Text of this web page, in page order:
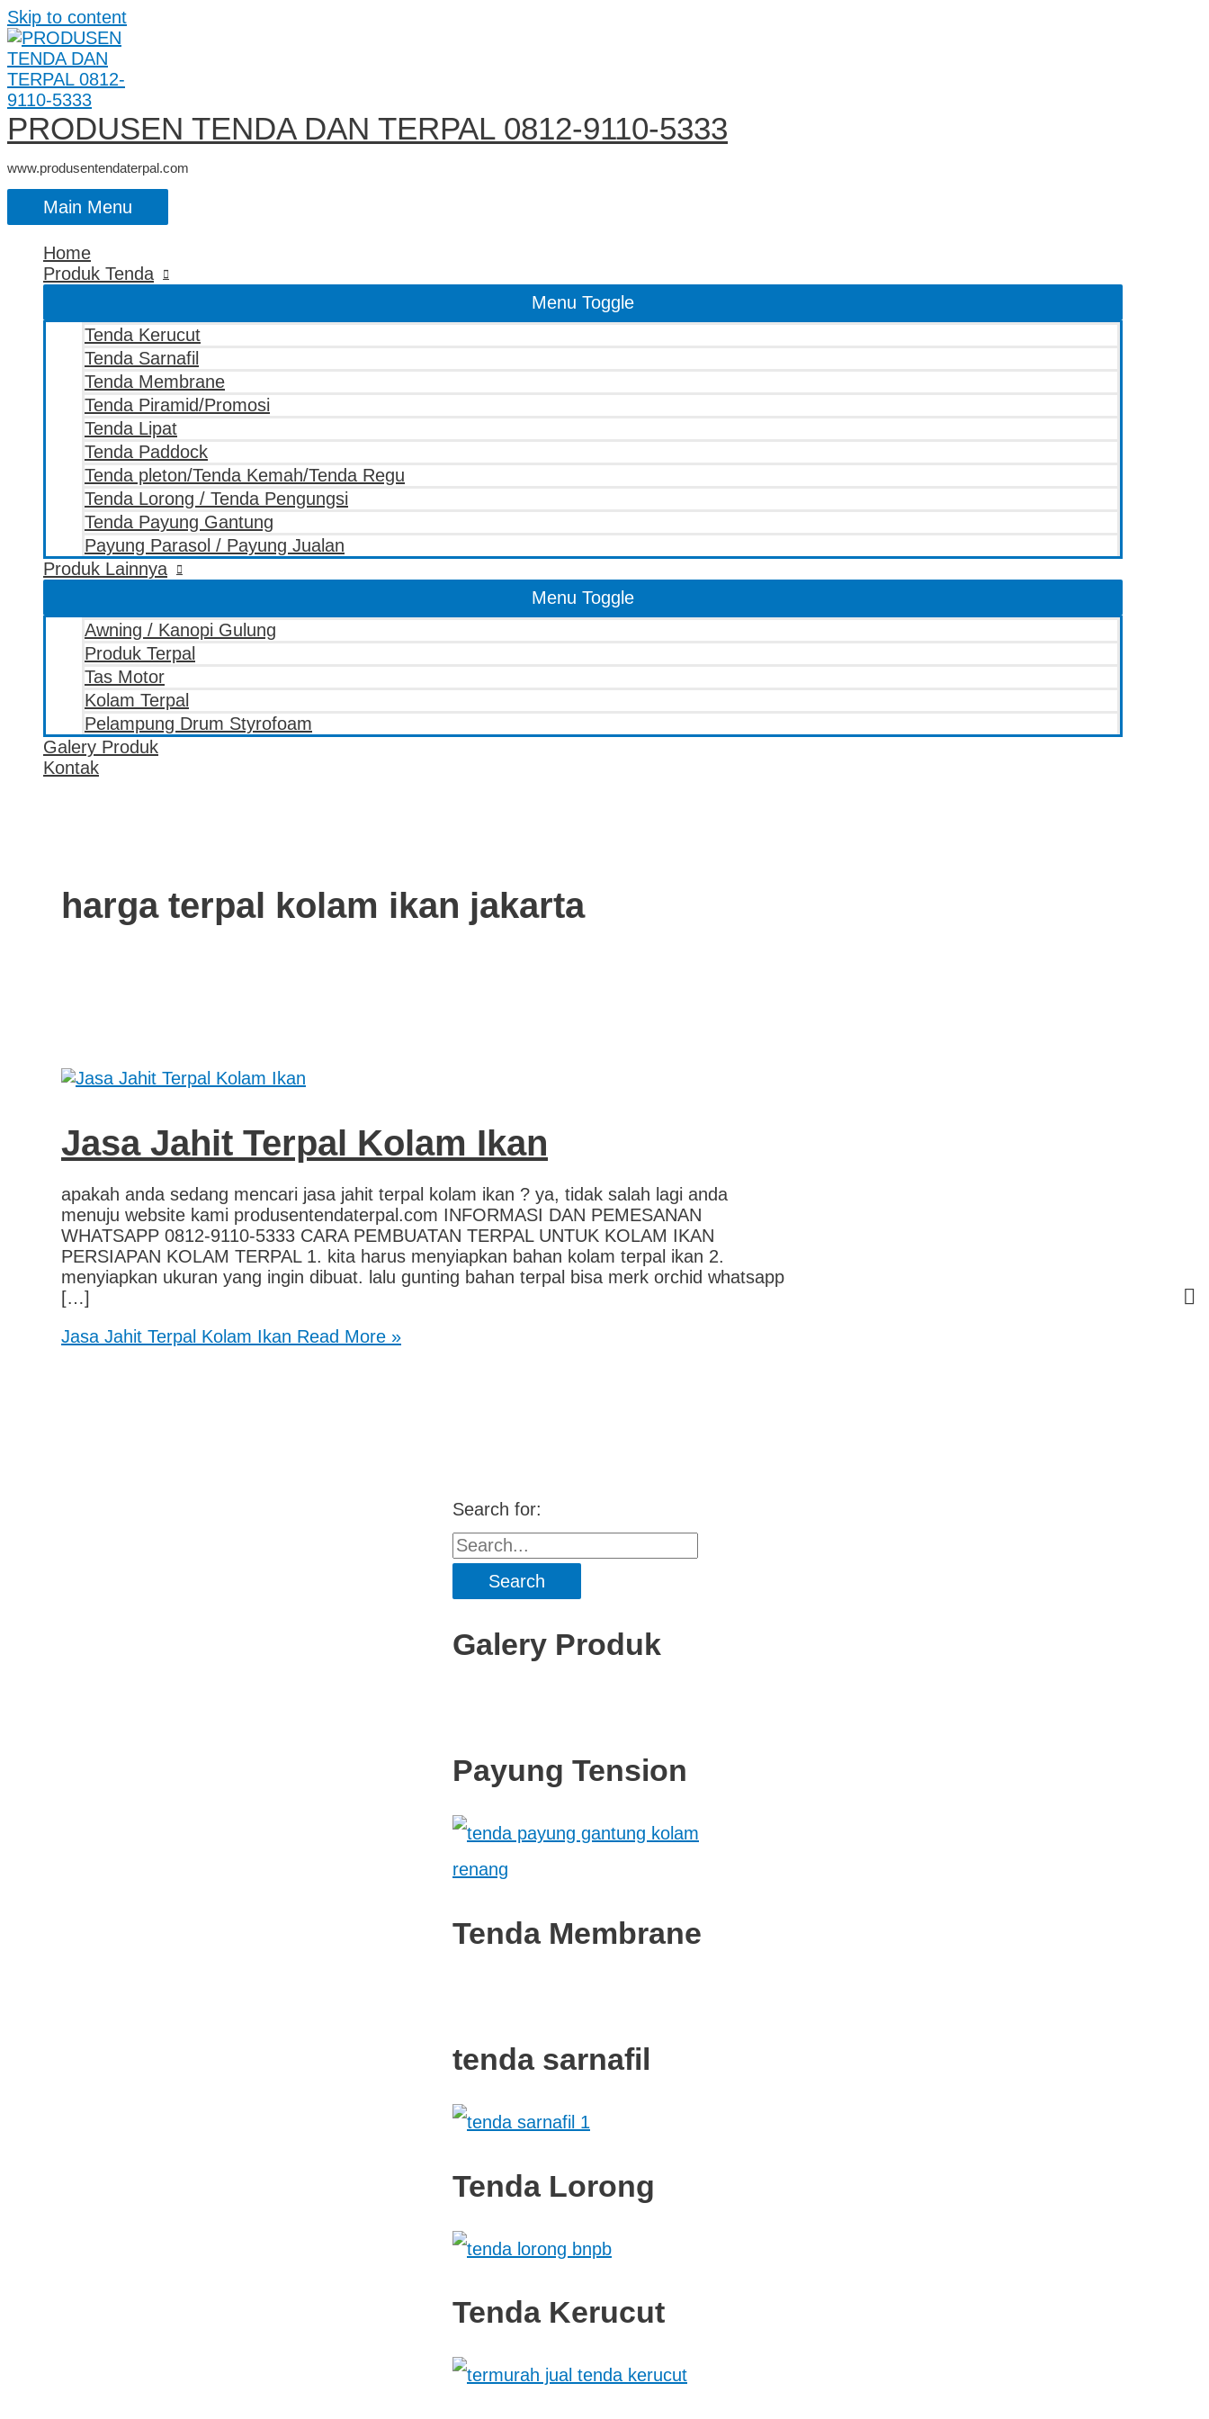
Skip to content
PRODUSEN TENDA DAN TERPAL 0812-9110-5333
www.produsentendaterpal.com
Main Menu
Home
Produk Tenda
Menu Toggle
Tenda Kerucut
Tenda Sarnafil
Tenda Membrane
Tenda Piramid/Promosi
Tenda Lipat
Tenda Paddock
Tenda pleton/Tenda Kemah/Tenda Regu
Tenda Lorong / Tenda Pengungsi
Tenda Payung Gantung
Payung Parasol / Payung Jualan
Produk Lainnya
Menu Toggle
Awning / Kanopi Gulung
Produk Terpal
Tas Motor
Kolam Terpal
Pelampung Drum Styrofoam
Galery Produk
Kontak
harga terpal kolam ikan jakarta
Jasa Jahit Terpal Kolam Ikan
apakah anda sedang mencari jasa jahit terpal kolam ikan ? ya, tidak salah lagi anda
menuju website kami produsentendaterpal.com INFORMASI DAN PEMESANAN
WHATSAPP 0812-9110-5333 CARA PEMBUATAN TERPAL UNTUK KOLAM IKAN
PERSIAPAN KOLAM TERPAL 1. kita harus menyiapkan bahan kolam terpal ikan 2.
menyiapkan ukuran yang ingin dibuat. lalu gunting bahan terpal bisa merk orchid whatsapp
[…]
Jasa Jahit Terpal Kolam Ikan Read More »
Search for:
Galery Produk
Payung Tension
Tenda Membrane
tenda sarnafil
Tenda Lorong
Tenda Kerucut